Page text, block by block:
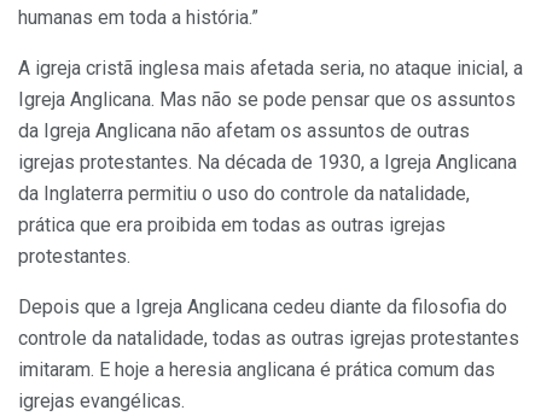
humanas em toda a história.”
A igreja cristã inglesa mais afetada seria, no ataque inicial, a
Igreja Anglicana. Mas não se pode pensar que os assuntos
da Igreja Anglicana não afetam os assuntos de outras
igrejas protestantes. Na década de 1930, a Igreja Anglicana
da Inglaterra permitiu o uso do controle da natalidade,
prática que era proibida em todas as outras igrejas
protestantes.
Depois que a Igreja Anglicana cedeu diante da filosofia do
controle da natalidade, todas as outras igrejas protestantes
imitaram. E hoje a heresia anglicana é prática comum das
igrejas evangélicas.